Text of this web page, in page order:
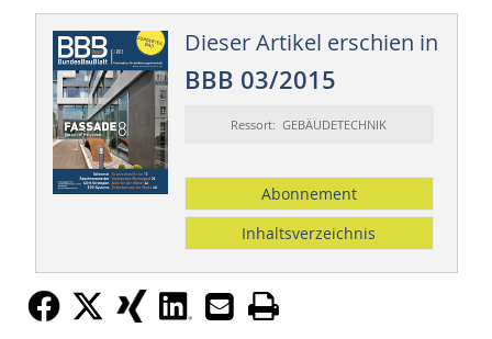
Dieser Artikel erschien in
BBB 03/2015
Ressort: GEBÄUDETECHNIK
Abonnement
Inhaltsverzeichnis